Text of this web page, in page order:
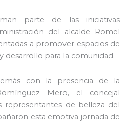
parte de las iniciativas
del alcalde
Romel
a promover espacios de
desarrollo para la comunidad.
con la presencia de la
Mero, el concejal
representantes de belleza del
esta emotiva jornada de